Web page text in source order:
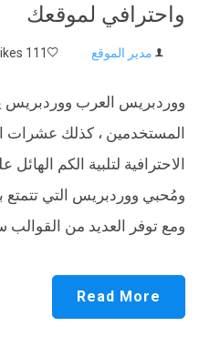
واحترافي لموقعك
مدير الموقع 111 likes
ووردبريس العرب ووردبريس
المستخدمين ، كذلك عشرات
الاحترافية لتلبية الكم
ومُحبي ووردبريس التي تتمتع
ومع توفر العديد من القوالب
Read More